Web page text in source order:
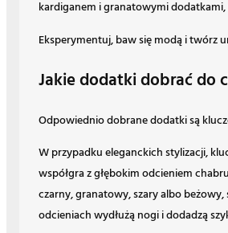
kardiganem i granatowymi
Eksperymentuj, baw się modą i twórz
Jakie dodatki dobrać do
Odpowiednio dobrane dodatki są
W przypadku eleganckich stylizacji,
współgra z głębokim odcieniem
czarny, granatowy, szary albo
odcieniach wydłużą nogi i dodadzą